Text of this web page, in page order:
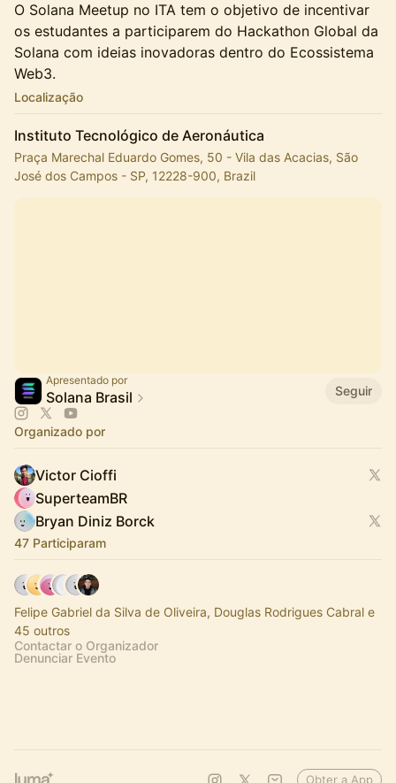
​O Solana Meetup no ITA tem o objetivo de incentivar
os estudantes a participarem do Hackathon Global da
Solana com ideias inovadoras dentro do Ecossistema
Web3.
Localização
Instituto Tecnológico de Aeronáutica
Praça Marechal Eduardo Gomes, 50 - Vila das Acacias, São
José dos Campos - SP, 12228-900, Brazil
Apresentado por
Solana Brasil Seguir
Organizado por
Victor Cioffi
SuperteamBR
Bryan Diniz Borck
47 Participaram
Felipe Gabriel da Silva de Oliveira, Douglas Rodrigues Cabral e
45 outros
Contactar o Organizador
Denunciar Evento
Obter a App